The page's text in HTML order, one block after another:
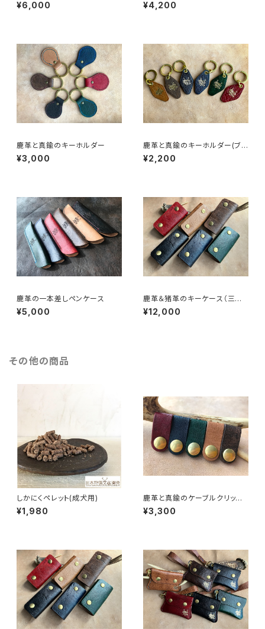
¥6,000 ¥4,200
鹿革と真鍮のキーホルダー
¥3,000
鹿革と真鍮のキーホルダー(ブラ
ンドロゴ入り)
¥2,200
鹿革の一本差しペンケース
¥5,000
鹿革＆猪革のキーケース（三つ
折り式）
¥12,000
その他の商品
しかにくペレット(成犬用)
¥1,980
鹿革と真鍮のケーブルクリップ
（5色セット）
¥3,300